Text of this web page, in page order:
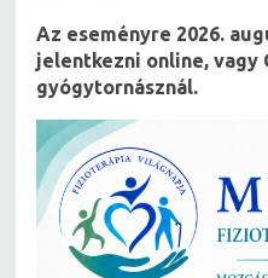
Az eseményre 2026.
jelentkezni online, vagy
gyógytornásznál.